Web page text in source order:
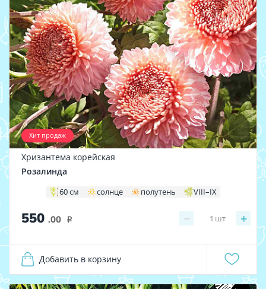
Хит продаж
Хризантема корейская
Розалинда
60 см солнце полутень VIII–IX
550 .00 i − +
1 шт
Добавить в корзину